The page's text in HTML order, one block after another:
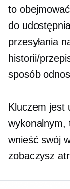
to
do
przesyłania
historii/
sposób
Kluczem jest
wykonalnym,
wnieść swój
zobaczysz